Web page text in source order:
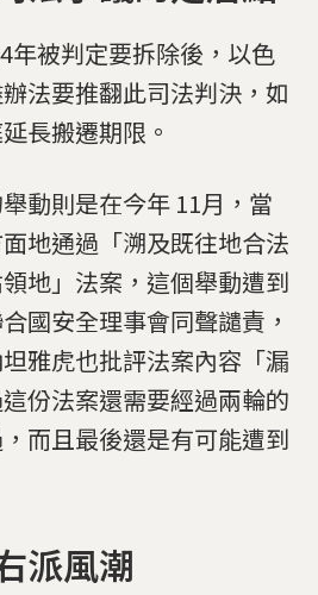
年被判定要拆除後，以色
法要推翻此司法判決，如
長搬遷期限。
動則是在今年 11月，當
地通過「溯及既往地合法
地」法案，這個舉動遭到
國安全理事會同聲譴責，
雅虎也批評法案內容「漏
份法案還需要經過兩輪的
而且最後還是有可能遭到
派風潮